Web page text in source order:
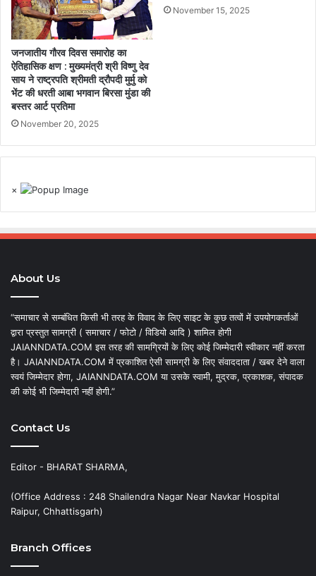
जनजातीय गौरव दिवस समारोह का
ऐतिहासिक क्षण : मुख्यमंत्री श्री विष्णु देव
साय ने राष्ट्रपति श्रीमती द्रौपदी मुर्मु को
भेंट की धरती आबा भगवान बिरसा मुंडा की
बस्तर आर्ट प्रतिमा
November 20, 2025
November 15, 2025
×
About Us
“समाचार से सम्बंधित किसी भी तरह के विवाद के लिए साइट के कुछ तत्वों में उपयोगकर्ताओं
द्वारा प्रस्तुत सामग्री ( समाचार / फोटो / विडियो आदि ) शामिल होगी
JAIANNDATA.COM इस तरह की सामग्रियों के लिए कोई जिम्मेदारी स्वीकार नहीं करता
है। JAIANNDATA.COM में प्रकाशित ऐसी सामग्री के लिए संवाददाता / खबर देने वाला
स्वयं जिम्मेदार होगा, JAIANNDATA.COM या उसके स्वामी, मुद्रक, प्रकाशक, संपादक
की कोई भी जिम्मेदारी नहीं होगी.”
Contact Us
Editor - BHARAT SHARMA,
(Office Address : 248 Shailendra Nagar Near Navkar Hospital
Raipur, Chhattisgarh)
Branch Offices